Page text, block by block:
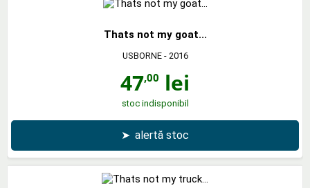
Thats not my goat...
USBORNE- 2016
47,00 lei
stoc indisponibil
➤ alertă stoc